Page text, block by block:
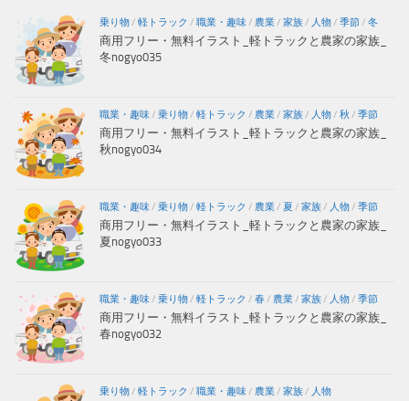
乗り物/ 軽トラック / 職業・趣味/ 農業/ 家族/ 人物/ 季節/ 冬
商用フリー・無料イラスト_軽トラックと農家の家族_
冬nogyo035
職業・趣味/ 乗り物/ 軽トラック / 農業/ 家族/ 人物/ 秋 / 季節
商用フリー・無料イラスト_軽トラックと農家の家族_
秋nogyo034
職業・趣味/ 乗り物/ 軽トラック / 農業/ 夏 / 家族/ 人物/ 季節
商用フリー・無料イラスト_軽トラックと農家の家族_
夏nogyo033
職業・趣味/ 乗り物/ 軽トラック / 春/ 農業/ 家族/ 人物/ 季節
商用フリー・無料イラスト_軽トラックと農家の家族_
春nogyo032
乗り物/ 軽トラック / 職業・趣味/ 農業/ 家族/ 人物